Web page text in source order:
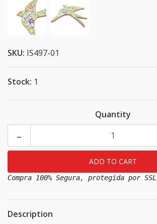
SKU: IS497-01
Stock: 1
Quantity
-
Compra 100% Segura, protegida por SSL
Description